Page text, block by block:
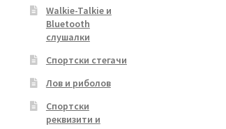
Walkie-Talkie и
Bluetooth
слушалки
Спортски стегачи
Лов и риболов
Спортски
реквизити и